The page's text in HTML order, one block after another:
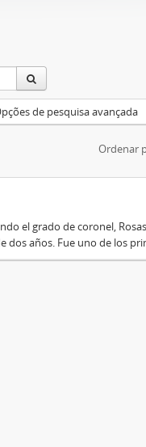
de pesquisa avançada
Ordenar
el grado de coronel,
años. Fue uno de los